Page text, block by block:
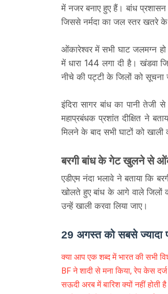
में नजर बनाए हुए हैं। बांध प्रशासन
जिससे नर्मदा का जल स्तर खतरे
ओंकारेश्वर में सभी घाट जलमग्न हो
में धारा 144 लगा दी है। खंडवा
नीचे की पट्टी के जिलों को सूचना
इंदिरा सागर बांध का पानी
महाप्रबंधक प्रशांत दीक्षित ने
मिलने के बाद सभी घाटों को खाली
बरगी बांध के गेट खुलने से
एडीएम नंदा भलावे ने बताया कि
खोलते हुए बांध के आगे वाले जिलों
उन्हें खाली करवा लिया जाए।
29 अगस्त को सबसे ज्यादा
क्या आप एक शब्द में भारत की सभी
BF ने शादी से मना किया, रेप केस
सऊदी अरब में बारिश क्यों नहीं होती है